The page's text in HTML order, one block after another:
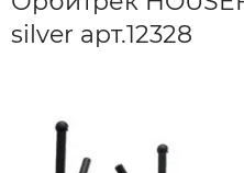
silver арт.12328